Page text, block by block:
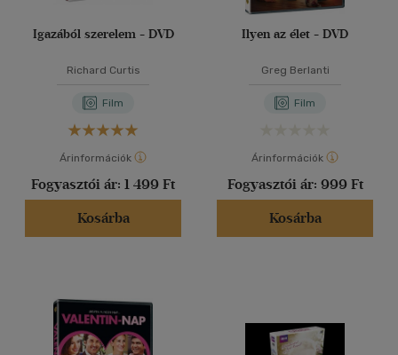
Igazából szerelem - DVD
Richard Curtis
Film
Árinformációk
Fogyasztói ár: 1 499 Ft
Kosárba
Ilyen az élet - DVD
Greg Berlanti
Film
Árinformációk
Fogyasztói ár: 999 Ft
Kosárba